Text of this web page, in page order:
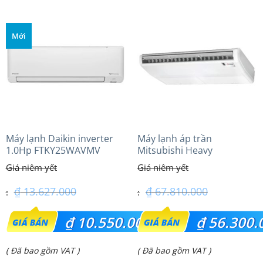
₫ 56.500.000.
₫ 36.500.000.
Mới
Máy lạnh Daikin inverter
1.0Hp FTKY25WAVMV
₫13.627.000
Giá
gốc
là:
₫10.550.000
Giá
( Đã bao gồm VAT )
Máy lạnh áp trần
Mitsubishi Heavy
FDE125VG (5.0Hp) Cao cấp
– 3 Pha
₫67.810.000
Giá
gốc
là:
₫
Giá
( Đã bao gồm VAT )